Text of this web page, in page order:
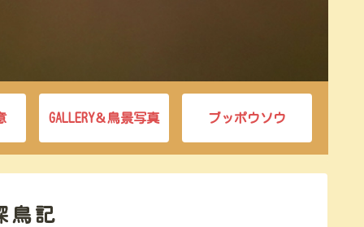
GALLERY＆鳥景写真 ブッポウソウ
鳥記